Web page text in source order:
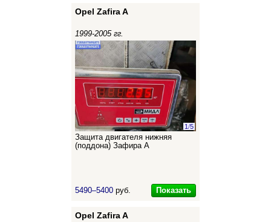
Opel Zafira A
1999-2005 гг.
1/5
Защита двигателя нижняя
(поддона) Зафира А
5490–5400 руб. Показать
Opel Zafira A